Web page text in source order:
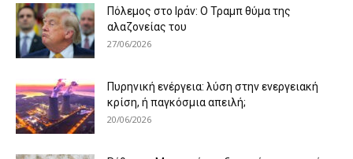
Πόλεμος στο Ιράν: Ο Τραμπ θύμα της
αλαζονείας του
27/06/2026
Πυρηνική ενέργεια: λύση στην ενεργειακή
κρίση, ή παγκόσμια απειλή;
20/06/2026